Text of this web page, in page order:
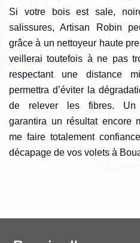
Si votre bois est sale,
salissures, Artisan Robin
grâce à un nettoyeur haute
veillerai toutefois à ne pas
respectant une distance
permettra d’éviter la
de relever les fibres. Un
garantira un résultat encore
me faire totalement
décapage de vos volets à